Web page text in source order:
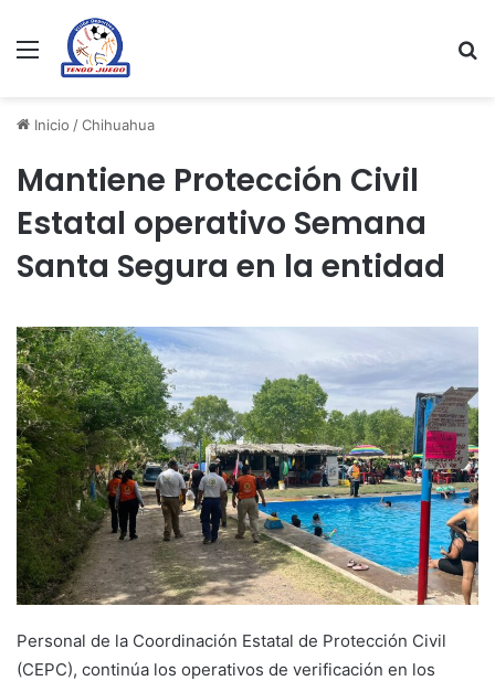
Menu
Inicio /Chihuahua
Mantiene Protección Civil
Estatal operativo Semana
Santa Segura en la entidad
Personal de la Coordinación Estatal de Protección Civil
(CEPC), continúa los operativos de verificación en los